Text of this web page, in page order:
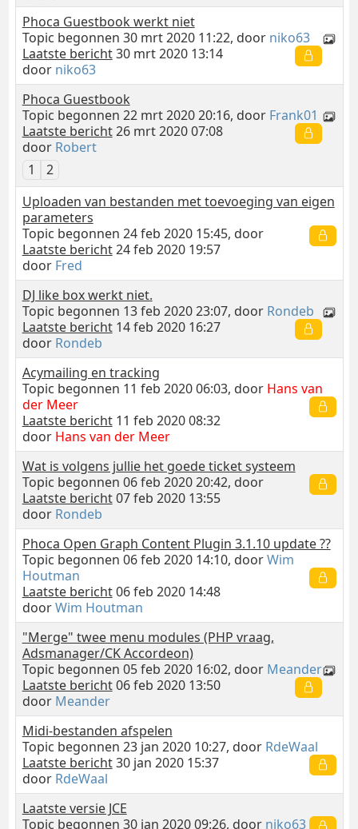
Phoca Guestbook werkt niet
Topic begonnen 30 mrt 2020 11:22, door niko63
Laatste bericht30 mrt 2020 13:14
door niko63
Phoca Guestbook
Topic begonnen 22 mrt 2020 20:16, door Frank01
Laatste bericht26 mrt 2020 07:08
door Robert
1
2
Uploaden van bestanden met toevoeging van eigen
parameters
Topic begonnen 24 feb 2020 15:45, door
Laatste bericht24 feb 2020 19:57
door Fred
DJ like box werkt niet.
Topic begonnen 13 feb 2020 23:07, door Rondeb
Laatste bericht14 feb 2020 16:27
door Rondeb
Acymailing en tracking
Topic begonnen 11 feb 2020 06:03, door Hans van
der Meer
Laatste bericht11 feb 2020 08:32
door Hans van der Meer
Wat is volgens jullie het goede ticket systeem
Topic begonnen 06 feb 2020 20:42, door
Laatste bericht07 feb 2020 13:55
door Rondeb
Phoca Open Graph Content Plugin 3.1.10 update ??
Topic begonnen 06 feb 2020 14:10, doorWim
Houtman
Laatste bericht06 feb 2020 14:48
doorWim Houtman
"Merge" twee menu modules (PHP vraag,
Adsmanager/CK Accordeon)
Topic begonnen 05 feb 2020 16:02, door Meander
Laatste bericht06 feb 2020 13:50
door Meander
Midi-bestanden afspelen
Topic begonnen 23 jan 2020 10:27, door RdeWaal
Laatste bericht30 jan 2020 15:37
door RdeWaal
Laatste versie JCE
Topic begonnen 30 jan 2020 09:26, door niko63